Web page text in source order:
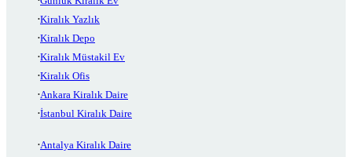
Kiralık Yazlık
Kiralık Depo
Kiralık Müstakil Ev
Kiralık Ofis
Ankara Kiralık Daire
İstanbul Kiralık Daire
Antalya Kiralık Daire